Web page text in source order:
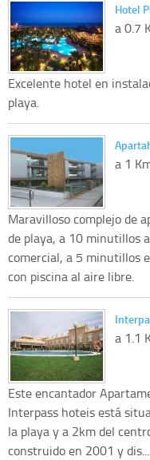
Hotel
a 0.7
Excelente hotel en
playa.
a 1
Maravilloso complejo de
de playa, a 10 minutillos
comercial, a 5 minutillos
con piscina al aire libre.
a 1.1
Este encantador
Interpass hoteis está
la playa y a 2km del
construido en 2001 y dis...